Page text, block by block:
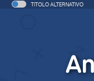
TITOLO ALTERNATIVO